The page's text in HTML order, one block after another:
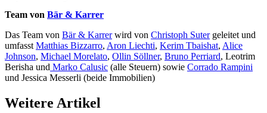
Team von Bär & Karrer
Das Team von Bär & Karrerwird von Christoph Sutergeleitet und
umfasst Matthias Bizzarro, Aron Liechti, Kerim Tbaishat, Alice
Johnson, Michael Morelato, Ollin Söllner, Bruno Perriard, Leotrim
Berisha und Marko Calusic (alle Steuern) sowie Corrado Rampini
und Jessica Messerli (beide Immobilien)
Weitere Artikel